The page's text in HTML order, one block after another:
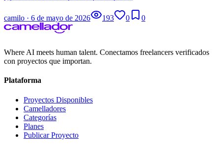
camilo · 6 de mayo de 2026 193 0 0
Where AI meets human talent. Conectamos freelancers verificados
con proyectos que importan.
Plataforma
Proyectos Disponibles
Camelladores
Categorías
Planes
Publicar Proyecto